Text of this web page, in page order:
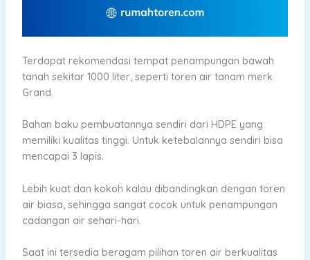
Terdapat rekomendasi tempat penampungan bawah
tanah sekitar 1000 liter, seperti toren air tanam merk
Grand.
Bahan baku pembuatannya sendiri dari HDPE yang
memiliki kualitas tinggi. Untuk ketebalannya sendiri bisa
mencapai 3 lapis.
Lebih kuat dan kokoh kalau dibandingkan dengan toren
air biasa, sehingga sangat cocok untuk penampungan
cadangan air sehari-hari.
Saat ini tersedia beragam pilihan toren air berkualitas